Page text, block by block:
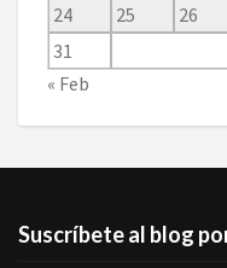
24
25 26
31
« Feb
Suscríbete al blog